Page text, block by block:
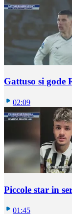
Gattuso si gode
02:09
Piccole star in
01:45